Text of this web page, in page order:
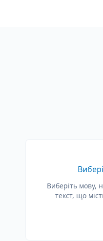
Виберіть мову,
текст, що